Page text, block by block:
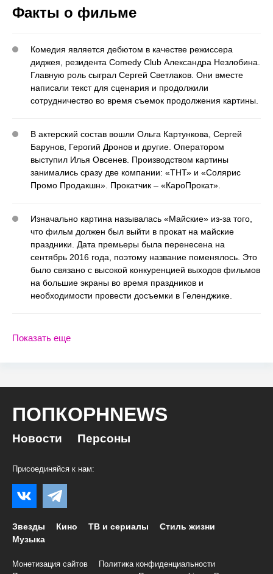
Факты о фильме
Комедия является дебютом в качестве режиссера
диджея, резидента Comedy Club Александра Незлобина.
Главную роль сыграл Сергей Светлаков. Они вместе
написали текст для сценария и продолжили
сотрудничество во время съемок продолжения картины.
В актерский состав вошли Ольга Картункова, Сергей
Барунов, Герогий Дронов и другие. Оператором
выступил Илья Овсенев. Производством картины
занимались сразу две компании: «ТНТ» и «Солярис
Промо Продакшн». Прокатчик ‒ «КароПрокат».
Изначально картина называлась «Майские» из-за того,
что фильм должен был выйти в прокат на майские
праздники. Дата премьеры была перенесена на
сентябрь 2016 года, поэтому название поменялось. Это
было связано с высокой конкуренцией выходов фильмов
на большие экраны во время праздников и
необходимости провести досъемки в Геленджике.
Показать еще
ПОПКОРНNEWS
Новости Персоны
Присоединяйся к нам:
Звезды Кино ТВ и сериалы
Стиль жизни
Музыка
Монетизация сайтов
Политика конфиденциальности